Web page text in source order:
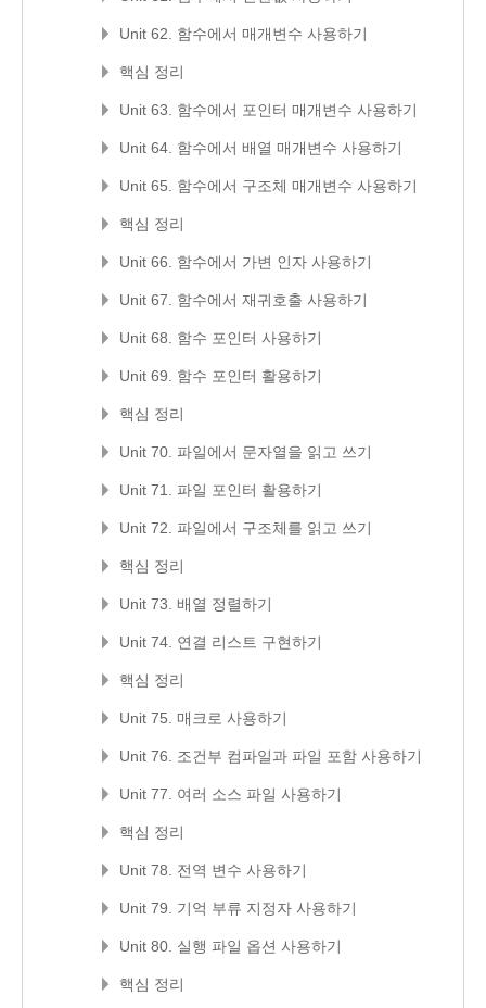
Unit 62. 함수에서 매개변수 사용하기
핵심 정리
Unit 63. 함수에서 포인터 매개변수 사용하기
Unit 64. 함수에서 배열 매개변수 사용하기
Unit 65. 함수에서 구조체 매개변수 사용하기
핵심 정리
Unit 66. 함수에서 가변 인자 사용하기
Unit 67. 함수에서 재귀호출 사용하기
Unit 68. 함수 포인터 사용하기
Unit 69. 함수 포인터 활용하기
핵심 정리
Unit 70. 파일에서 문자열을 읽고 쓰기
Unit 71. 파일 포인터 활용하기
Unit 72. 파일에서 구조체를 읽고 쓰기
핵심 정리
Unit 73. 배열 정렬하기
Unit 74. 연결 리스트 구현하기
핵심 정리
Unit 75. 매크로 사용하기
Unit 76. 조건부 컴파일과 파일 포함 사용하기
Unit 77. 여러 소스 파일 사용하기
핵심 정리
Unit 78. 전역 변수 사용하기
Unit 79. 기억 부류 지정자 사용하기
Unit 80. 실행 파일 옵션 사용하기
핵심 정리